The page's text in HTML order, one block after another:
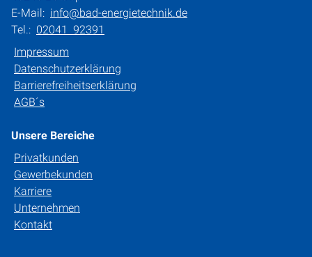
E-Mail: info@bad-energietechnik.de
Tel.: 02041 92391
Impressum
Datenschutzerklärung
Barrierefreiheitserklärung
AGB´s
Unsere Bereiche
Privatkunden
Gewerbekunden
Karriere
Unternehmen
Kontakt